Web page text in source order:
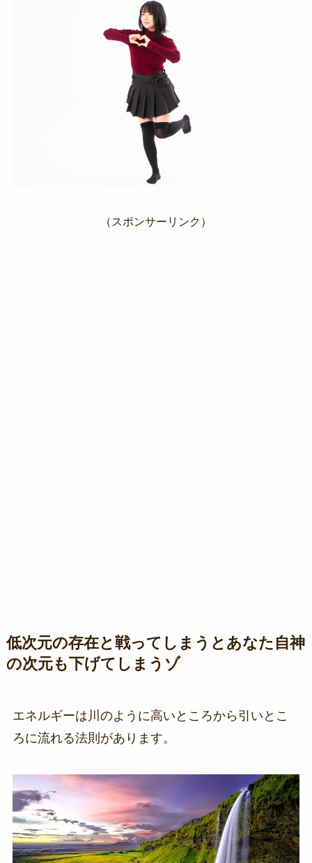
（スポンサーリンク）
低次元の存在と戦ってしまうとあなた自神
の次元も下げてしまうゾ
エネルギーは川のように高いところから引いとこ
ろに流れる法則があります。